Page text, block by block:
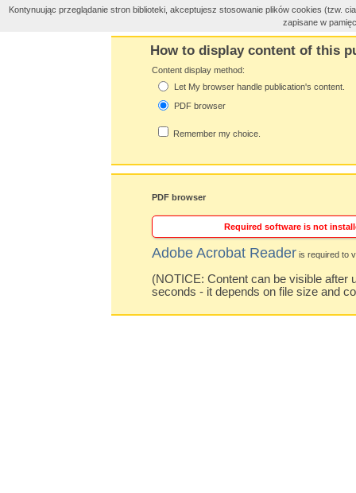
How to display content of this
Content display method:
Let My browser handle publication's content.
PDF browser
Remember my choice.
PDF browser
Required software is not
Adobe Acrobat Reader is required to
(NOTICE: Content can be visible after
seconds - it depends on file size and
Kontynuując przeglądanie stron biblioteki, akceptujesz stosowanie plików cookies
zapisane w